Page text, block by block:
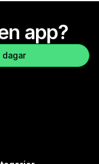
app?
dagar